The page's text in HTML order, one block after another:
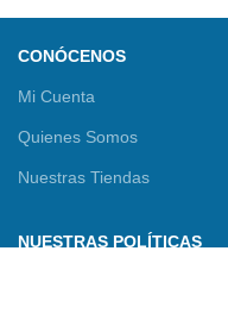
CONÓCENOS
Mi Cuenta
Quienes Somos
Nuestras Tiendas
NUESTRAS POLÍTICAS